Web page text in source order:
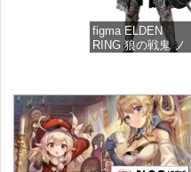
figma ELDEN
RING 狼の戦鬼 ノ
価格：¥13,115